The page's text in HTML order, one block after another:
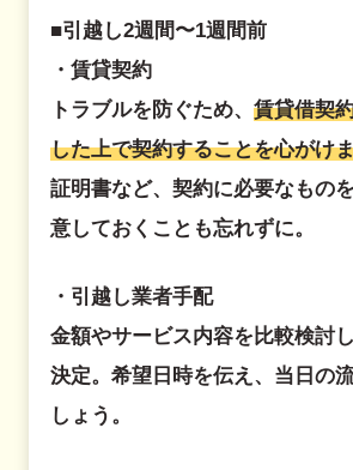
■引越し2週間〜1週間前
・賃貸契約
トラブルを防ぐため、 賃貸借契
した上で契約することを心がけ
証明書など、契約に必要なもの
意しておくことも忘れずに。
・引越し業者手配
金額やサービス内容を比較検討
決定。希望日時を伝え、当日の
しょう。